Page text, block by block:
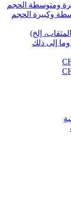
ومتوسطة الحجم
وكبيرة الحجم
إلخ)
إلى ذلك